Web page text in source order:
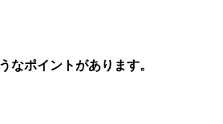
なポイントがあります。